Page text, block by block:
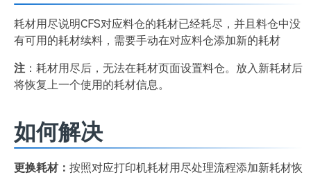
耗材用尽说明CFS对应料仓的耗材已经耗尽，并且料仓中没
有可用的耗材续料，需要手动在对应料仓添加新的耗材
注 ：耗材用尽后，无法在耗材页面设置料仓。放入新耗材后
将恢复上一个使用的耗材信息。
如何解决
更换耗材： 按照对应打印机耗材用尽处理流程添加新耗材恢